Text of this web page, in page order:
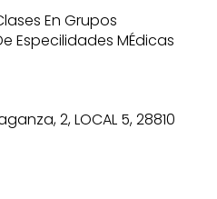
En Grupos
Especilidades MÉdicas
2, LOCAL 5, 28810